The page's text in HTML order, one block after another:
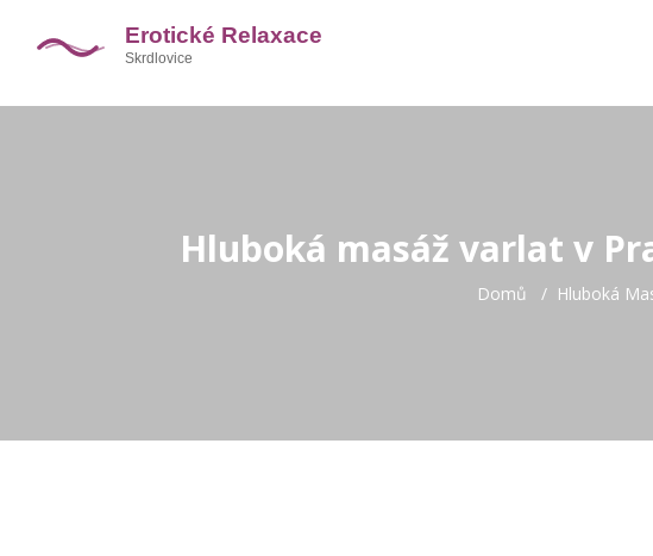
Hluboká masáž varlat v
Domů Hluboká